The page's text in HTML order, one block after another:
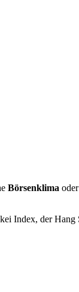
Börsenklima
Index, der